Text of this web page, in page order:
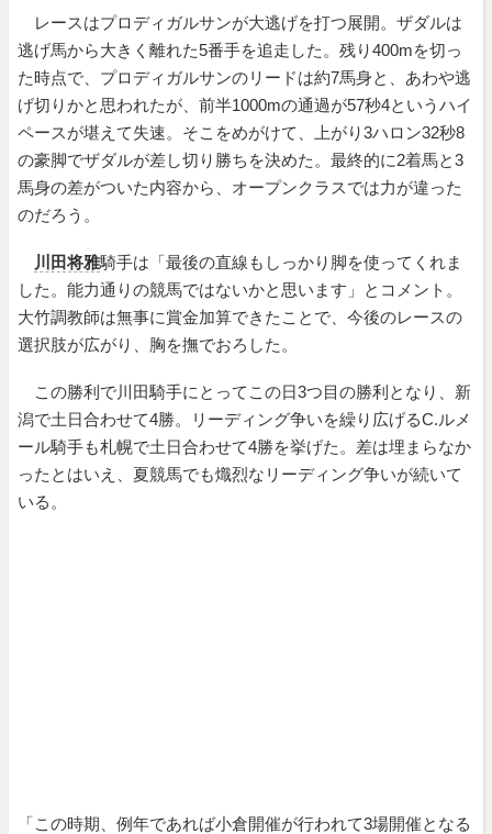
レースはプロディガルサンが大逃げを打つ展開。ザダルは
逃げ馬から大きく離れた5番手を追走した。残り400mを切っ
た時点で、プロディガルサンのリードは約7馬身と、あわや逃
げ切りかと思われたが、前半1000mの通過が57秒4というハイ
ペースが堪えて失速。そこをめがけて、上がり3ハロン32秒8
の豪脚でザダルが差し切り勝ちを決めた。最終的に2着馬と3
馬身の差がついた内容から、オープンクラスでは力が違った
のだろう。
川田将雅騎手は「最後の直線もしっかり脚を使ってくれま
した。能力通りの競馬ではないかと思います」とコメント。
大竹調教師は無事に賞金加算できたことで、今後のレースの
選択肢が広がり、胸を撫でおろした。
この勝利で川田騎手にとってこの日3つ目の勝利となり、新
潟で土日合わせて4勝。リーディング争いを繰り広げるC.ルメ
ール騎手も札幌で土日合わせて4勝を挙げた。差は埋まらなか
ったとはいえ、夏競馬でも熾烈なリーディング争いが続いて
いる。
「この時期、例年であれば小倉開催が行われて3場開催となる